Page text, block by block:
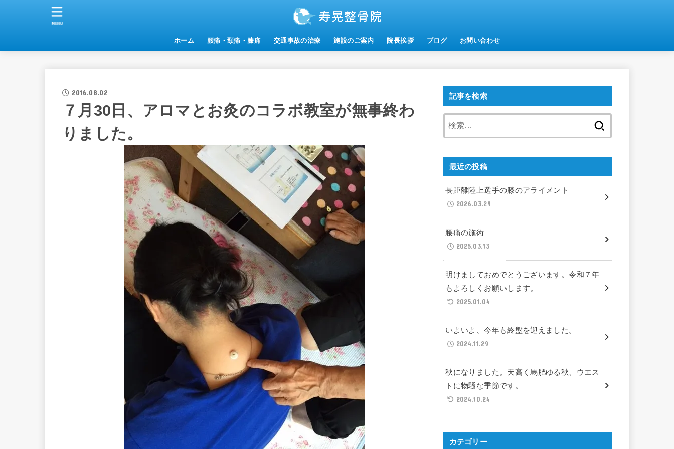
ホーム 腰痛・頸痛・膝痛 交通事故の治療 施設のご案内 院長挨拶 ブログ お問い合わせ
MENU
2016.08.02
７月30日、アロマとお灸のコラボ教室が無事終わ
りました。
記事を検索
最近の投稿
長距離陸上選手の膝のアライメント
2026.03.29
腰痛の施術
2025.03.13
明けましておめでとうございます。令和７年
もよろしくお願いします。
2025.01.04
いよいよ、今年も終盤を迎えました。
2024.11.29
秋になりました。天高く馬肥ゆる秋、ウエス
トに物騒な季節です。
2024.10.24
カテゴリー